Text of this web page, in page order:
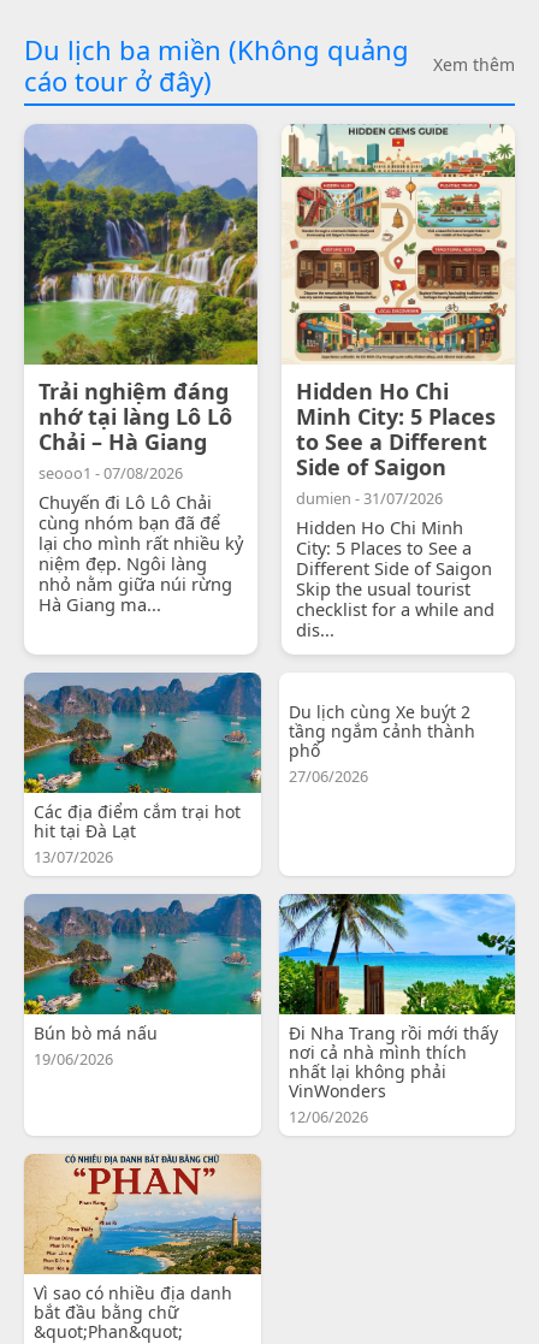
Du lịch ba miền (Không quảng
cáo tour ở đây)
Xem thêm
Trải nghiệm đáng
nhớ tại làng Lô Lô
Chải – Hà Giang
seooo1 - 07/08/2026
Chuyến đi Lô Lô Chải
cùng nhóm bạn đã để
lại cho mình rất nhiều kỷ
niệm đẹp. Ngôi làng
nhỏ nằm giữa núi rừng
Hà Giang ma...
Hidden Ho Chi
Minh City: 5 Places
to See a Different
Side of Saigon
dumien - 31/07/2026
Hidden Ho Chi Minh
City: 5 Places to See a
Different Side of Saigon
Skip the usual tourist
checklist for a while and
dis...
Các địa điểm cắm trại hot
hit tại Đà Lạt
13/07/2026
Du lịch cùng Xe buýt 2
tầng ngắm cảnh thành
phố
27/06/2026
Bún bò má nấu
19/06/2026
Đi Nha Trang rồi mới thấy
nơi cả nhà mình thích
nhất lại không phải
VinWonders
12/06/2026
Vì sao có nhiều địa danh
bắt đầu bằng chữ
&quot;Phan&quot;